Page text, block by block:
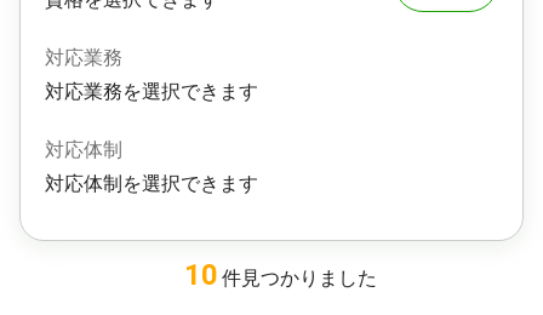
対応業務
対応業務を選択できます
対応体制
対応体制を選択できます
10 件見つかりました